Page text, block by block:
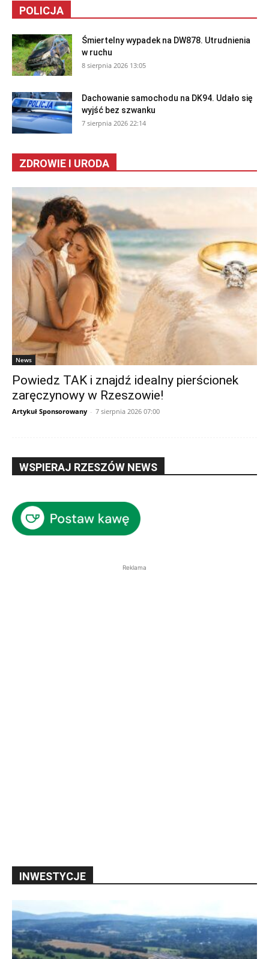
POLICJA
Śmiertelny wypadek na DW878. Utrudnienia
w ruchu
8 sierpnia 2026 13:05
Dachowanie samochodu na DK94. Udało się
wyjść bez szwanku
7 sierpnia 2026 22:14
ZDROWIE I URODA
News
Powiedz TAK i znajdź idealny pierścionek
zaręczynowy w Rzeszowie!
Artykuł Sponsorowany - 7 sierpnia 2026 07:00
WSPIERAJ RZESZÓW NEWS
Reklama
INWESTYCJE